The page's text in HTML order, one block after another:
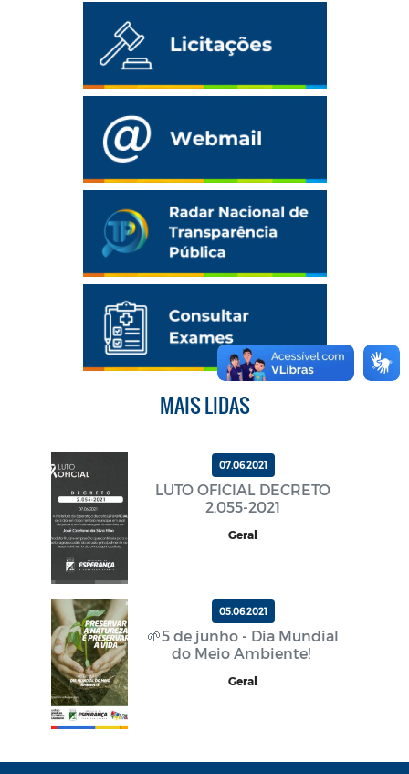
MAIS LIDAS
07.06.2021
LUTO OFICIAL DECRETO
2.055-2021
Geral
05.06.2021
🌱5 de junho - Dia Mundial
do Meio Ambiente!
Geral